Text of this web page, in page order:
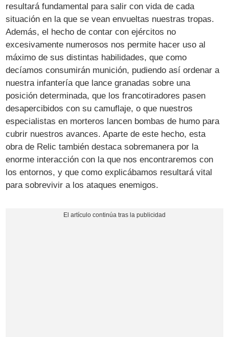
resultará fundamental para salir con vida de cada
situación en la que se vean envueltas nuestras tropas.
Además, el hecho de contar con ejércitos no
excesivamente numerosos nos permite hacer uso al
máximo de sus distintas habilidades, que como
decíamos consumirán munición, pudiendo así ordenar a
nuestra infantería que lance granadas sobre una
posición determinada, que los francotiradores pasen
desapercibidos con su camuflaje, o que nuestros
especialistas en morteros lancen bombas de humo para
cubrir nuestros avances. Aparte de este hecho, esta
obra de Relic también destaca sobremanera por la
enorme interacción con la que nos encontraremos con
los entornos, y que como explicábamos resultará vital
para sobrevivir a los ataques enemigos.